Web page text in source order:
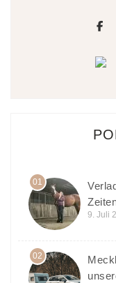
01
9. Juli
02